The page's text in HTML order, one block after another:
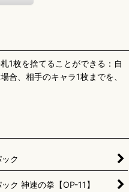
1枚を捨てることができる：自
合、相手のキャラ1枚までを、
ク
ク 神速の拳【OP-11】